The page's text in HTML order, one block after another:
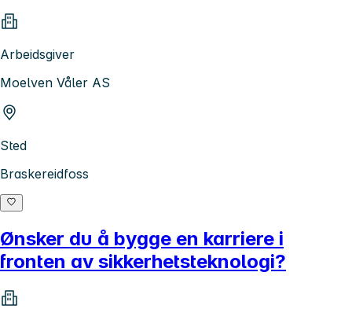
Arbeidsgiver
Moelven Våler AS
Sted
Braskereidfoss
Ønsker du å bygge en karriere i
fronten av sikkerhetsteknologi?